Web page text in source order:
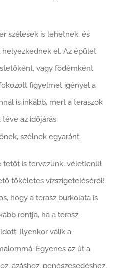
szélesek is lehetnek, és
el. Az épület
vagy födémként
figyelmet igényel a
is inkább, mert a teraszok
az időjárás
szélnek egyaránt.
tetőt is tervezünk, véletlenül
tökéletes vízszigeteléséről!
hogy a terasz burkolata is
rontja, ha a terasz
Ilyenkor válik a
Egyenes az út a
ázáshoz, penészesedéshez,